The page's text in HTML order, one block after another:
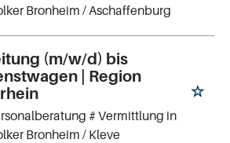
Bronheim / Aschaffenburg
(m/w/d) bis
| Region
# Vermittlung in
Bronheim / Kleve